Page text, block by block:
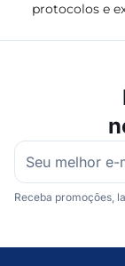
protocolos e
Receba promoções,